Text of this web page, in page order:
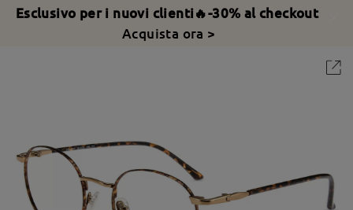
Esclusivo per i nuovi clienti🔥-30% al checkout
Acquista ora >